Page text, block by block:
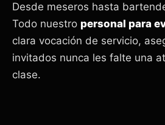
Desde meseros hasta
Todo nuestro personal para
clara vocación de servicio,
invitados nunca les falte una
clase.